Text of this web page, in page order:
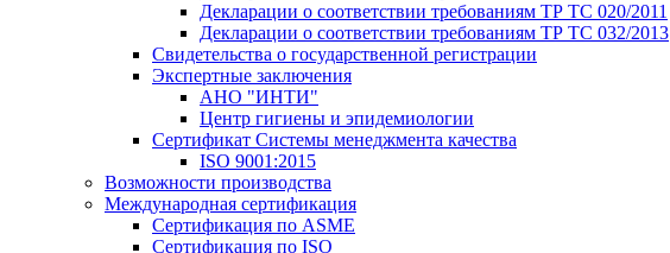
Декларации о соответствии требованиям ТР ТС 020/2011
Декларации о соответствии требованиям ТР ТС 032/2013
Свидетельства о государственной регистрации
Экспертные заключения
АНО "ИНТИ"
Центр гигиены и эпидемиологии
Сертификат Системы менеджмента качества
ISO 9001:2015
Возможности производства
Международная сертификация
Сертификация по ASME
Сертификация по ISO